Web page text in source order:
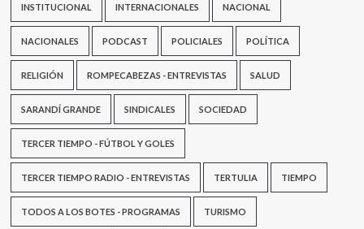
INSTITUCIONAL INTERNACIONALES NACIONAL
NACIONALES PODCAST POLICIALES POLÍTICA
RELIGIÓN ROMPECABEZAS - ENTREVISTAS SALUD
SARANDÍ GRANDE SINDICALES SOCIEDAD
TERCER TIEMPO - FÚTBOL Y GOLES
TERCER TIEMPO RADIO - ENTREVISTAS TERTULIA TIEMPO
TODOS A LOS BOTES - PROGRAMAS TURISMO